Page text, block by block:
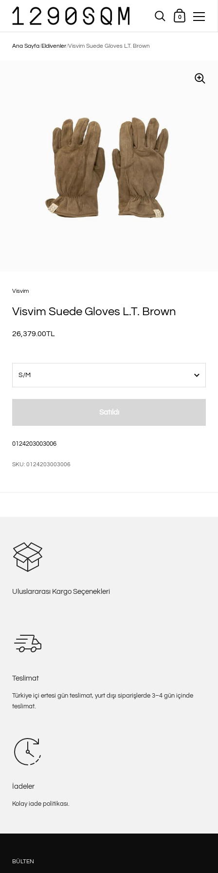
Alışveriş Sepeti
0
Ana Sayfa/Eldivenler/Visvim Suede Gloves L.T. Brown
Visvim
Visvim Suede Gloves L.T. Brown
26,379.00TL
Satıldı
0124203003006
SKU: 0124203003006
Uluslararası Kargo Seçenekleri
Teslimat
Türkiye içi ertesi gün teslimat, yurt dışı siparişlerde 3–4 gün içinde
teslimat.
İadeler
Kolay iade politikası.
BÜLTEN